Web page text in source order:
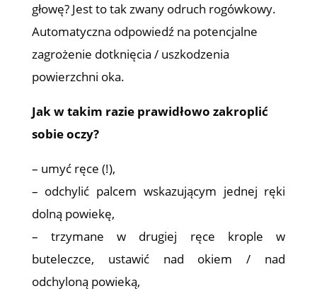
głowę? Jest to tak zwany odruch rogówkowy.
Automatyczna odpowiedź na potencjalne
zagrożenie dotknięcia / uszkodzenia
powierzchni oka.
Jak w takim razie prawidłowo zakroplić
sobie oczy?
– umyć ręce (!),
– odchylić palcem wskazującym jednej ręki
dolną powiekę,
– trzymane w drugiej ręce krople w
buteleczce, ustawić nad okiem / nad
odchyloną powieką,